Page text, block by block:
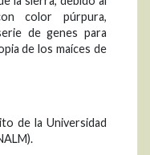
color púrpura,
de genes para
de los maíces de
de la Universidad